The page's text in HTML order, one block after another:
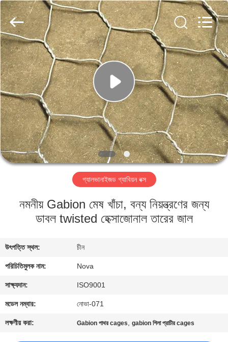
বাড়ি
পণ্য
ভিডিও
ভিআর
শো
আমাদের
সম্বন্ধে
কারখানা
পরিদর্শন
গুণমান
নিয়ন্ত্রণ
Metal
Wire
Mesh
Products
Co.,
Ltd..
All
Rights
Reserved.
গ্যালভানাইজড গ্যাবিয়ন বক্স
নমনীয় Gabion মেষ খাঁচা, বন্য নিয়ন্ত্রণের জন্য
ডাবল twisted হেক্সাজোনাল তারের জাল
উৎপত্তি স্থল: চীন
পরিচিতিমুলক নাম: Nova
সাক্ষ্যদান: ISO9001
মডেল নম্বার: নোভা-071
লক্ষণীয় করা: Gabion পাথর cages,gabion শিলা প্রাচীর cages